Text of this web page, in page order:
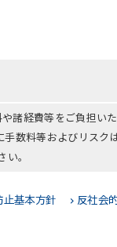
諸経費等をご負担い
数料等およびリスク
。
止基本方針 反社会